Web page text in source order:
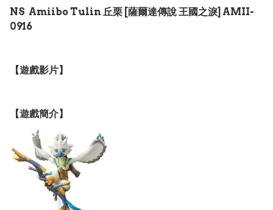
NS Amiibo Tulin 丘栗 [薩爾達傳說 王國之淚] AMII-
0916
【遊戲影片】
【遊戲簡介】